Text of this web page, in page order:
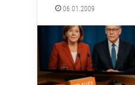
06.01.2009